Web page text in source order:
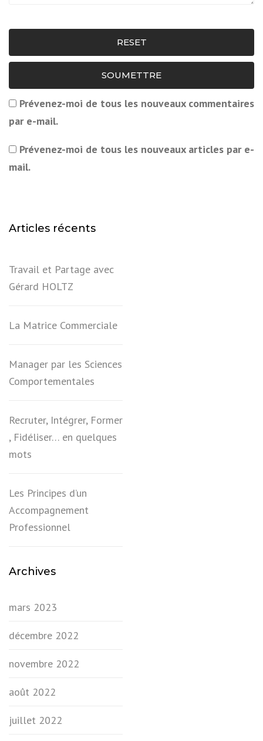
RESET
SOUMETTRE
Prévenez-moi de tous les nouveaux commentaires
par e-mail.
Prévenez-moi de tous les nouveaux articles par e-
mail.
Articles récents
Travail et Partage avec
Gérard HOLTZ
La Matrice Commerciale
Manager par les Sciences
Comportementales
Recruter, Intégrer, Former
, Fidéliser… en quelques
mots
Les Principes d’un
Accompagnement
Professionnel
Archives
mars 2023
décembre 2022
novembre 2022
août 2022
juillet 2022